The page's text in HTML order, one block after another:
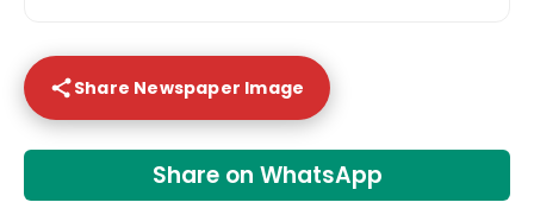
Share Newspaper Image
Share on WhatsApp